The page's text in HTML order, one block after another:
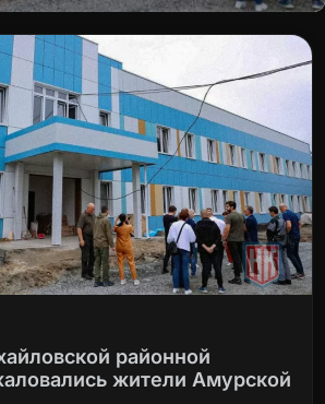
районной
жители Амурской